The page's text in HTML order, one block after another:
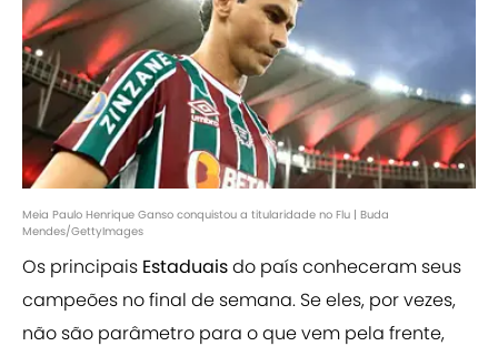
Meia Paulo Henrique Ganso conquistou a titularidade no Flu | Buda
Mendes/GettyImages
Os principais Estaduaisdo país conheceram seus
campeões no final de semana. Se eles, por vezes,
não são parâmetro para o que vem pela frente,